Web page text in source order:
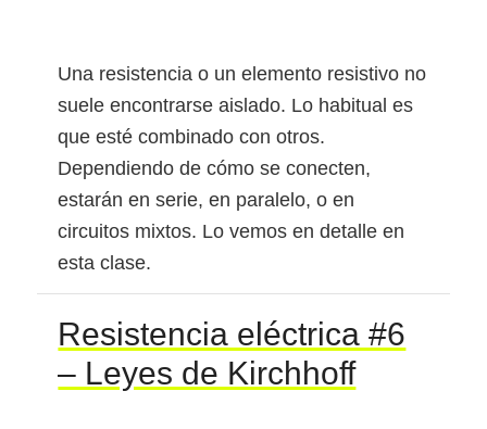
Una resistencia o un elemento resistivo no
suele encontrarse aislado. Lo habitual es
que esté combinado con otros.
Dependiendo de cómo se conecten,
estarán en serie, en paralelo, o en
circuitos mixtos. Lo vemos en detalle en
esta clase.
Resistencia eléctrica #6
– Leyes de Kirchhoff